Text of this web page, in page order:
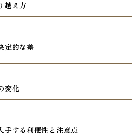
越え方
定的な差
変化
手する利便性と注意点